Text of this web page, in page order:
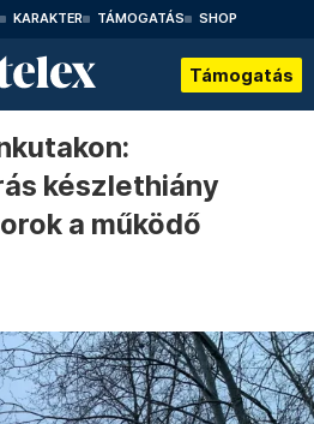
KARAKTER TÁMOGATÁS SHOP
Támogatás
készlethiány
a működő